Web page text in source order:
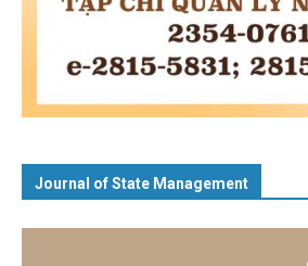
Journal of State Management